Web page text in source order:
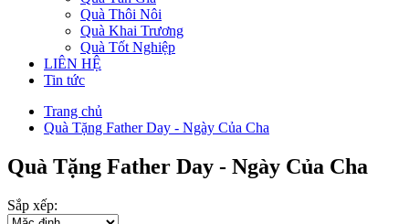
Quà Thôi Nôi
Quà Khai Trương
Quà Tốt Nghiệp
LIÊN HỆ
Tin tức
Trang chủ
Quà Tặng Father Day - Ngày Của Cha
Quà Tặng Father Day - Ngày Của Cha
Sắp xếp: